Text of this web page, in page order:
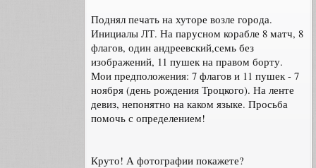
Поднял печать на хуторе возле города.
Инициалы ЛТ. На парусном корабле 8 матч, 8
флагов, один андреевский,семь без
изображений, 11 пушек на правом борту.
Мои предположения: 7 флагов и 11 пушек - 7
ноября (день рождения Троцкого). На ленте
девиз, непонятно на каком языке. Просьба
помочь с определением!
Круто! А фотографии покажете?